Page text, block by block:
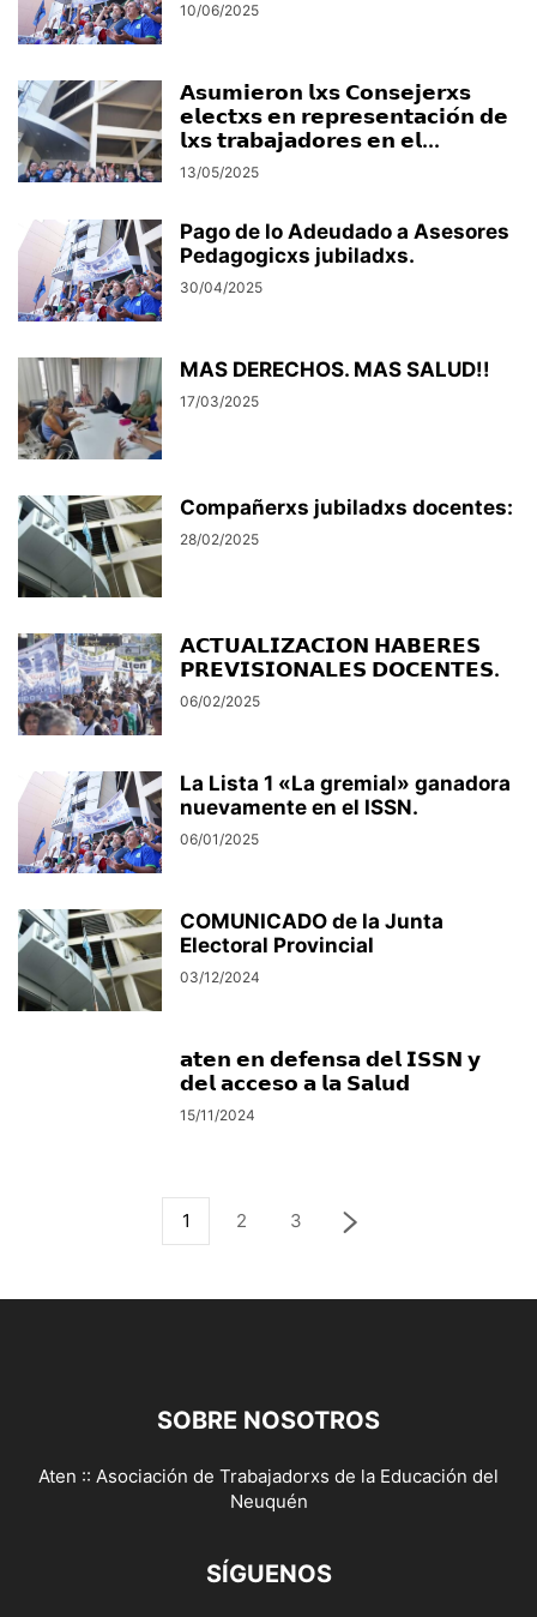
10/06/2025
𝗔𝘀𝘂𝗺𝗶𝗲𝗿𝗼𝗻 𝗹𝘅𝘀 𝗖𝗼𝗻𝘀𝗲𝗷𝗲𝗿𝘅𝘀
𝗲𝗹𝗲𝗰𝘁𝘅𝘀 𝗲𝗻 𝗿𝗲𝗽𝗿𝗲𝘀𝗲𝗻𝘁𝗮𝗰𝗶𝗼́𝗻 𝗱𝗲
𝗹𝘅𝘀 𝘁𝗿𝗮𝗯𝗮𝗷𝗮𝗱𝗼𝗿𝗲𝘀 𝗲𝗻 𝗲𝗹...
13/05/2025
Pago de lo Adeudado a Asesores
Pedagogicxs jubiladxs.
30/04/2025
MAS DERECHOS. MAS SALUD!!
17/03/2025
Compañerxs jubiladxs docentes:
28/02/2025
𝗔𝗖𝗧𝗨𝗔𝗟𝗜𝗭𝗔𝗖𝗜𝗢𝗡 𝗛𝗔𝗕𝗘𝗥𝗘𝗦
𝗣𝗥𝗘𝗩𝗜𝗦𝗜𝗢𝗡𝗔𝗟𝗘𝗦 𝗗𝗢𝗖𝗘𝗡𝗧𝗘𝗦.
06/02/2025
La Lista 1 «La gremial» ganadora
nuevamente en el ISSN.
06/01/2025
COMUNICADO de la Junta
Electoral Provincial
03/12/2024
𝗮𝘁𝗲𝗻 𝗲𝗻 𝗱𝗲𝗳𝗲𝗻𝘀𝗮 𝗱𝗲𝗹 𝗜𝗦𝗦𝗡 𝘆
𝗱𝗲𝗹 𝗮𝗰𝗰𝗲𝘀𝗼 𝗮 𝗹𝗮 𝗦𝗮𝗹𝘂𝗱
15/11/2024
1 2 3
SOBRE NOSOTROS
Aten :: Asociación de Trabajadorxs de la Educación del
Neuquén
SÍGUENOS